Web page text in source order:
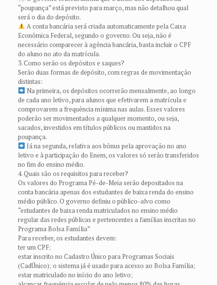
“poupança” está previsto para março, mas não detalhou qual
será o dia do depósito.
A conta bancária será criada automaticamente pela Caixa
Econômica Federal, segundo o governo. Ou seja, não é
necessário comparecer à agência bancária, basta incluir o CPF
do aluno no ato da matrícula.
3. Como serão os depósitos e saques?
Serão duas formas de depósito, com regras de movimentação
distintas:
Na primeira, os depósitos ocorrerão mensalmente, ao longo
de cada ano letivo, para alunos que efetivarem a matrícula e
comprovarem a frequência mínima nas aulas. Esses valores
poderão ser movimentados a qualquer momento, ou seja,
sacados, investidos em títulos públicos ou mantidos na
poupança.
Já na segunda, relativa aos bônus pela aprovação no ano
letivo e à participação do Enem, os valores só serão transferidos
no fim do ensino médio.
4. Quais são os requisitos para receber?
Os valores do Programa Pé-de-Meia serão depositados na
conta bancária apenas dos estudantes de baixa renda do ensino
médio público. O governo definiu o público-alvo como
“estudantes de baixa renda matriculados no ensino médio
regular das redes públicas e pertencentes a famílias inscritas no
Programa Bolsa Família”
Para receber, os estudantes devem:
ter um CPF;
estar inscrito no Cadastro Único para Programas Sociais
(CadÚnico); o sistema já é usado para acesso ao Bolsa Família;
estar matriculado no início do ano letivo;